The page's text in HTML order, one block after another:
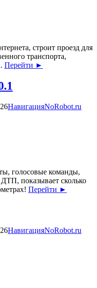
строит проезд для
транспорта,
Перейти ►
НавигацияNoRobot.ru
голосовые команды,
показывает сколько
Перейти ►
НавигацияNoRobot.ru